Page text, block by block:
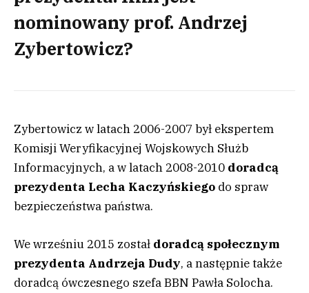
nominowany prof. Andrzej
Zybertowicz?
Zybertowicz w latach 2006-2007 był ekspertem
Komisji Weryfikacyjnej Wojskowych Służb
Informacyjnych, a w latach 2008-2010 doradcą
prezydenta Lecha Kaczyńskiego do spraw
bezpieczeństwa państwa.
We wrześniu 2015 został doradcą społecznym
prezydenta Andrzeja Dudy, a następnie także
doradcą ówczesnego szefa BBN Pawła Solocha.